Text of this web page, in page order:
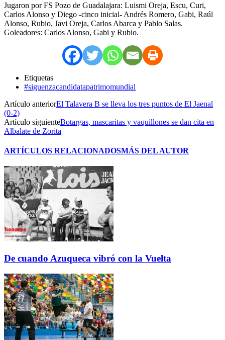
Jugaron por FS Pozo de Guadalajara: Luismi Oreja, Escu, Curi,
Carlos Alonso y Diego -cinco inicial- Andrés Romero, Gabi, Raúl
Alonso, Rubio, Javi Oreja, Carlos Abarca y Pablo Salas.
Goleadores: Carlos Alonso, Gabi y Rubio.
Etiquetas
#siguenzacandidatapatrimomundial
Artículo anteriorEl Talavera B se lleva los tres puntos de El Jaenal
(0-2)
Artículo siguienteBotargas, mascaritas y vaquillones se dan cita en
Albalate de Zorita
ARTÍCULOS RELACIONADOSMÁS DEL AUTOR
De cuando Azuqueca vibró con la Vuelta